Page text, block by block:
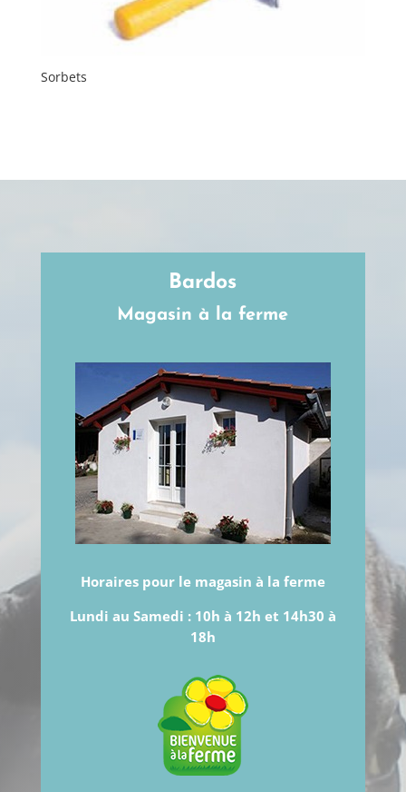
Sorbets
Bardos
Magasin à la ferme
Horaires pour le magasin à la ferme
Lundi au Samedi : 10h à 12h et 14h30 à
18h